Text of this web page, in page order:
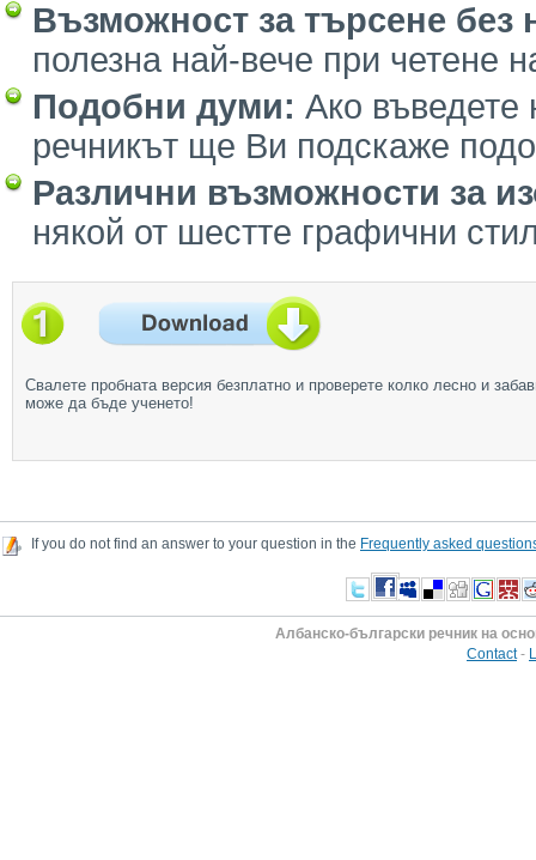
Възможност за търсене без
полезна най-вече при четене
Подобни думи: Ако
речникът ще Ви подскаже
Различни възможности за
някой от шестте графични
Свалете пробната версия безплатно и проверете колко лесно и
може да бъде ученето!
If you do not find an answer to your question in the Frequently asked
Албанско-български речник на
Contact-